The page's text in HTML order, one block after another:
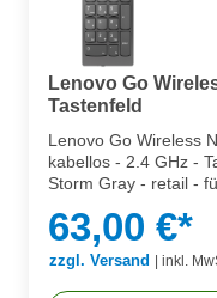
Lenovo Go
Tastenfeld
Lenovo Go Wireless
kabellos - 2.4 GHz -
Storm Gray - retail -
63,00 €*
zzgl. Versand | inkl.